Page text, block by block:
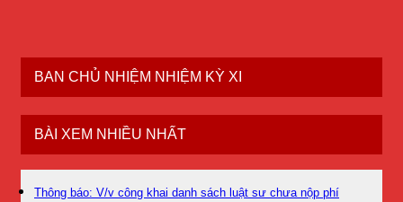
BAN CHỦ NHIỆM NHIỆM KỲ XI
BÀI XEM NHIỀU NHẤT
Thông báo: V/v công khai danh sách luật sư chưa nộp phí